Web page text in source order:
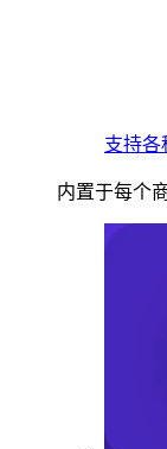
支持各
内置于每个